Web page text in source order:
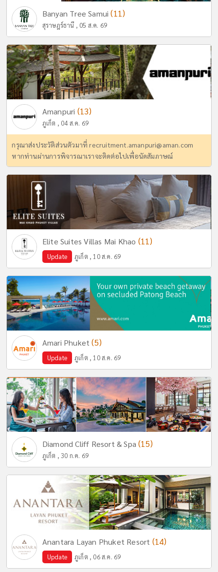
Banyan Tree Samui(11)
สุราษฎร์ธานี , 05 ส.ค. 69
Amanpuri (13)
ภูเก็ต , 04 ส.ค. 69
กรุณาส่งประวัติส่วนตัวมาที่recruitment.amanpuri@aman.com
หากท่านผ่านการพิจารณาเราจะติดต่อไปเพื่อนัดสัมภาษณ์
Elite Suites Villas Mai Khao (11)
Update ภูเก็ต , 10 ส.ค. 69
Amari Phuket(5)
Update ภูเก็ต , 10 ส.ค. 69
Diamond Cliff Resort & Spa(15)
ภูเก็ต , 30 ก.ค. 69
Anantara Layan Phuket Resort (14)
Update ภูเก็ต , 06 ส.ค. 69